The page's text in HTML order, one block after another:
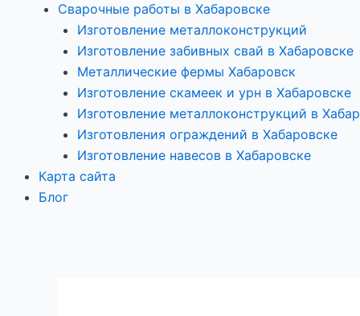
Сварочные работы в Хабаровске
Изготовление металлоконструкций
Изготовление забивных свай в Хабаровске
Металлические фермы Хабаровск
Изготовление скамеек и урн в Хабаровске
Изготовление металлоконструкций в
Изготовления ограждений в Хабаровске
Изготовление навесов в Хабаровске
Карта сайта
Блог